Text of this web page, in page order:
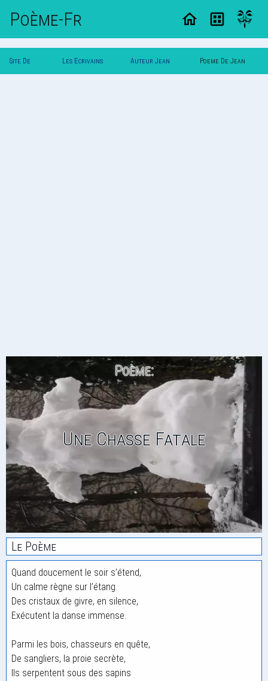
Poème-Fr
Site De Les Ecrivains Auteur Jean Poeme De Jean
Poème:
Une Chasse Fatale
Le Poème
Quand doucement le soir s’étend,
Un calme règne sur l’étang.
Des cristaux de givre, en silence,
Exécutent la danse immense.
Parmi les bois, chasseurs en quête,
De sangliers, la proie secrète,
Ils serpentent sous des sapins